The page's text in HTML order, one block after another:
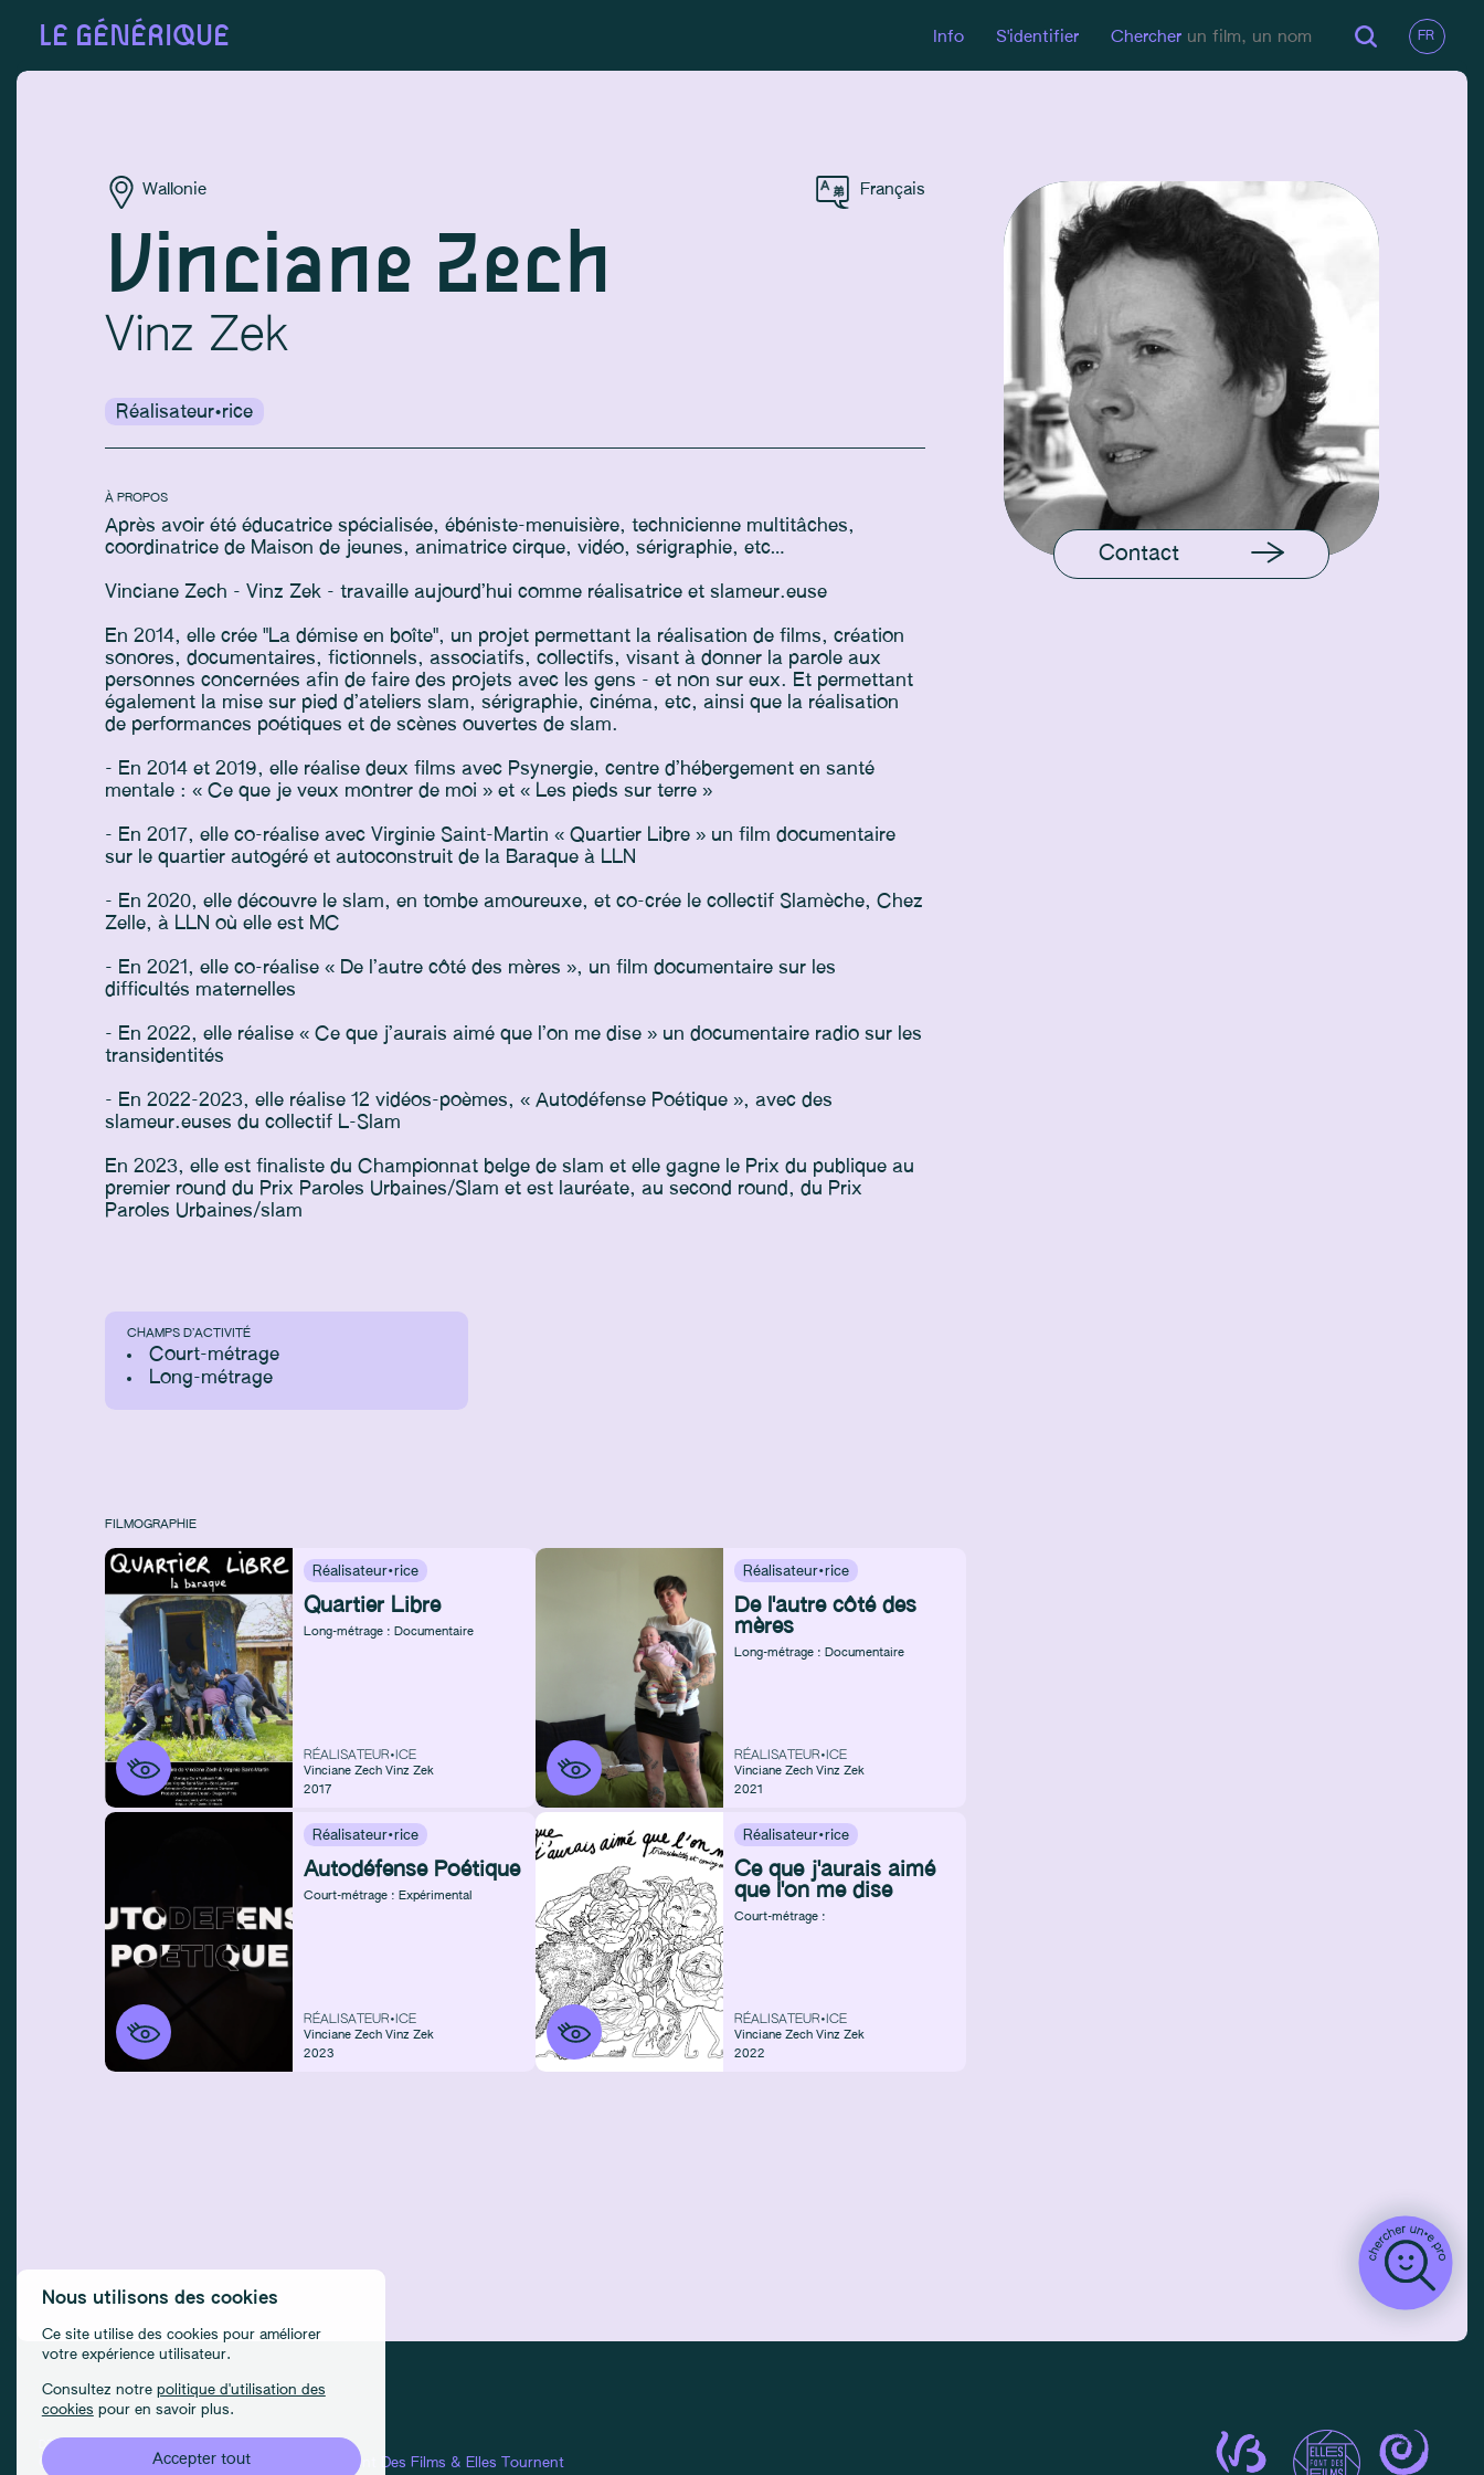
LE GÉNÉRIQUE Info S'identifier Chercher
Wallonie Français
Vinciane Zech
Vinz Zek
Réalisateur·rice
À PROPOS
Après avoir été éducatrice spécialisée, ébéniste-menuisière, technicienne multitâches,
coordinatrice de Maison de jeunes, animatrice cirque, vidéo, sérigraphie, etc…
Vinciane Zech - Vinz Zek - travaille aujourd’hui comme réalisatrice et slameur.euse
En 2014, elle crée "La démise en boîte", un projet permettant la réalisation de films, création
sonores, documentaires, fictionnels, associatifs, collectifs, visant à donner la parole aux
personnes concernées afin de faire des projets avec les gens - et non sur eux. Et permettant
également la mise sur pied d’ateliers slam, sérigraphie, cinéma, etc, ainsi que la réalisation
de performances poétiques et de scènes ouvertes de slam.
- En 2014 et 2019, elle réalise deux films avec Psynergie, centre d’hébergement en santé
mentale : « Ce que je veux montrer de moi » et « Les pieds sur terre »
- En 2017, elle co-réalise avec Virginie Saint-Martin « Quartier Libre » un film documentaire
sur le quartier autogéré et autoconstruit de la Baraque à LLN
- En 2020, elle découvre le slam, en tombe amoureuxe, et co-crée le collectif Slamèche, Chez
Zelle, à LLN où elle est MC
- En 2021, elle co-réalise « De l’autre côté des mères », un film documentaire sur les
difficultés maternelles
- En 2022, elle réalise « Ce que j’aurais aimé que l’on me dise » un documentaire radio sur les
transidentités
- En 2022-2023, elle réalise 12 vidéos-poèmes, « Autodéfense Poétique », avec des
slameur.euses du collectif L-Slam
En 2023, elle est finaliste du Championnat belge de slam et elle gagne le Prix du publique au
premier round du Prix Paroles Urbaines/Slam et est lauréate, au second round, du Prix
Paroles Urbaines/slam
EN LIGNE
Site Pro
EMAIL
vincianezech@yahoo.fr
Contact
CHAMPS D’ACTIVITÉ
Court-métrage
Long-métrage
FILMOGRAPHIE
Réalisateur·rice
Quartier Libre
Long-métrage : Documentaire
RÉALISATEUR•ICE
Vinciane Zech Vinz Zek
2017
Réalisateur·rice
De l'autre côté des
mères
Long-métrage : Documentaire
RÉALISATEUR•ICE
Vinciane Zech Vinz Zek
2021
Réalisateur·rice
Autodéfense Poétique
Court-métrage : Expérimental
RÉALISATEUR•ICE
Vinciane Zech Vinz Zek
2023
Réalisateur·rice
Ce que j'aurais aimé
que l'on me dise
Court-métrage :
RÉALISATEUR•ICE
Vinciane Zech Vinz Zek
2022
Nous utilisons des cookies
Ce site utilise des cookies pour améliorer
votre expérience utilisateur.
Consultez notre politique d'utilisation des
cookies pour en savoir plus.
Accepter tout
DÉTAILS
Contact Confidentialité Équipes : Elles Font Des Films & Elles Tournent